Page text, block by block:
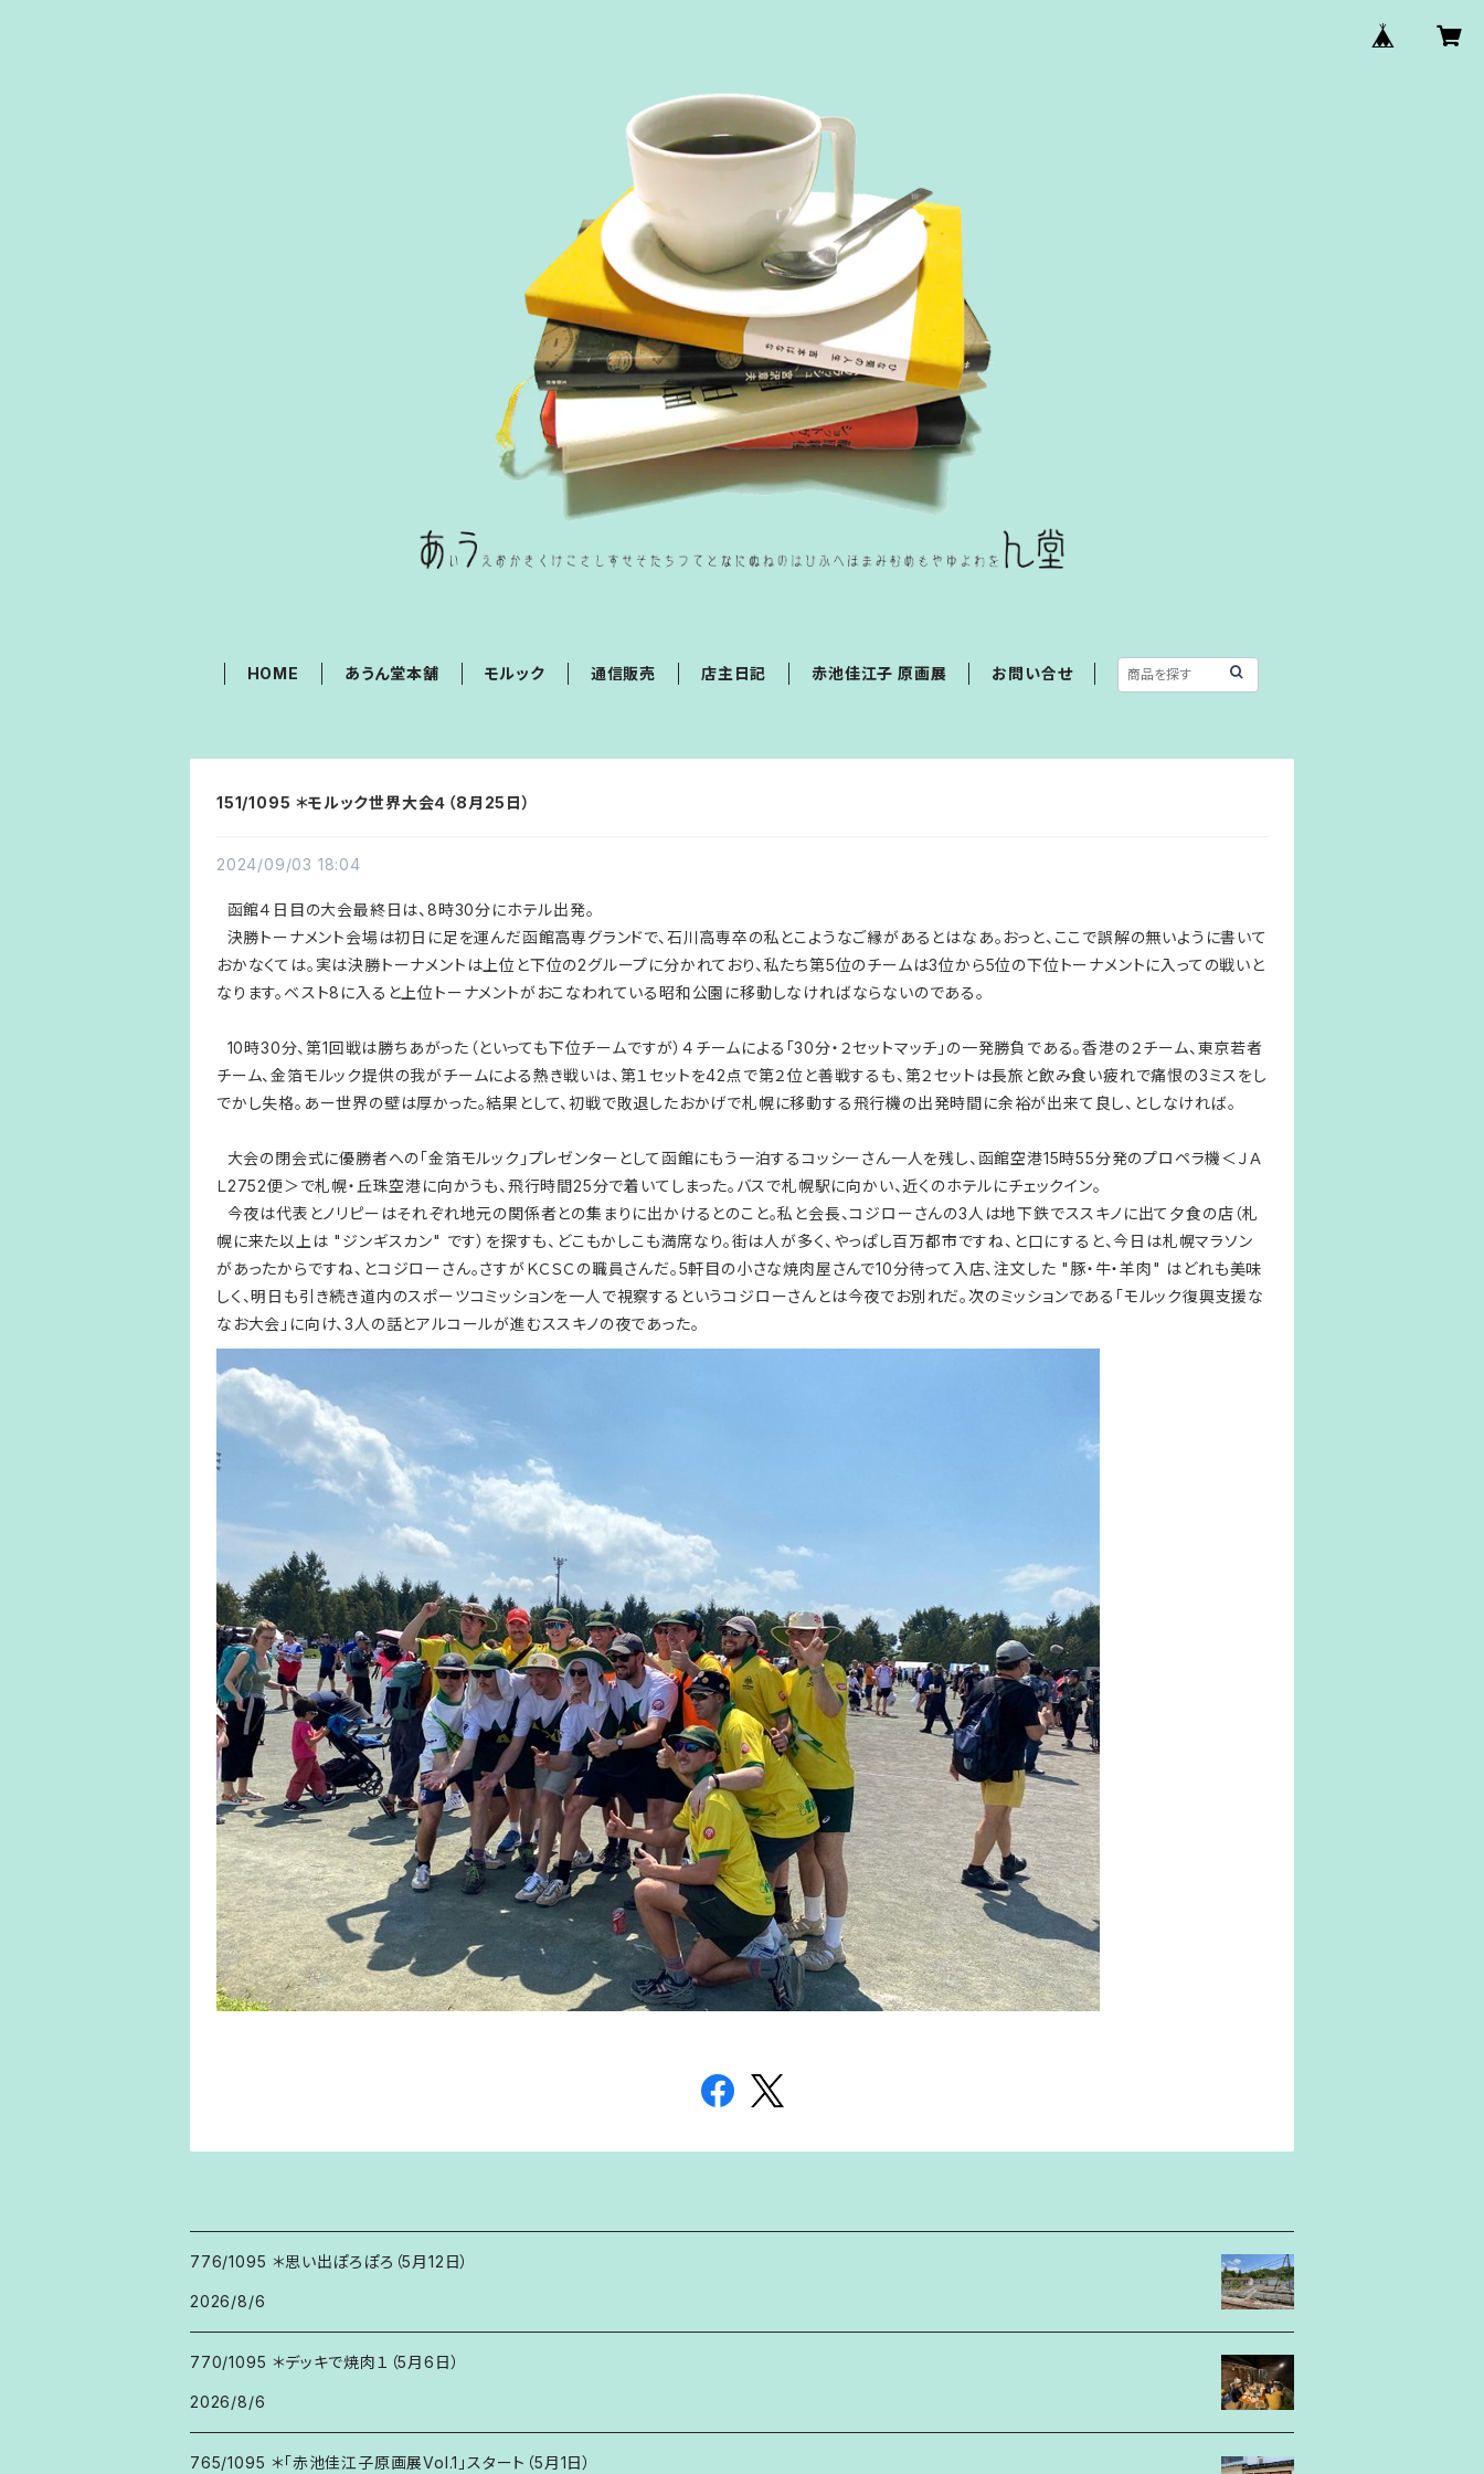
HOME あうん堂本舗 モルック 通信販売 店主日記 赤池佳江子 原画展 お問い合せ
151/1095 ＊モルック世界大会４（8月25日）
2024/09/03 18:04
函館４日目の大会最終日は、8時30分にホテル出発。
決勝トーナメント会場は初日に足を運んだ函館高専グランドで、石川高専卒の私とこようなご縁があるとはなあ。おっと、ここで誤解の無いように書いて
おかなくては。実は決勝トーナメントは上位と下位の2グループに分かれており、私たち第5位のチームは3位から5位の下位トーナメントに入っての戦いと
なります。ベスト8に入ると上位トーナメントがおこなわれている昭和公園に移動しなければならないのである。
10時30分、第1回戦は勝ちあがった（といっても下位チームですが）４チームによる「30分・２セットマッチ」の一発勝負である。香港の２チーム、東京若者
チーム、金箔モルック提供の我がチームによる熱き戦いは、第１セットを42点で第２位と善戦するも、第２セットは長旅と飲み食い疲れで痛恨の3ミスをし
でかし失格。あー世界の壁は厚かった。結果として、初戦で敗退したおかげで札幌に移動する飛行機の出発時間に余裕が出来て良し、としなければ。
大会の閉会式に優勝者への「金箔モルック」プレゼンターとして函館にもう一泊するコッシーさん一人を残し、函館空港15時55分発のプロペラ機＜ＪＡ
Ｌ2752便＞で札幌・丘珠空港に向かうも、飛行時間25分で着いてしまった。バスで札幌駅に向かい、近くのホテルにチェックイン。
今夜は代表とノリピーはそれぞれ地元の関係者との集まりに出かけるとのこと。私と会長、コジローさんの3人は地下鉄でススキノに出て夕食の店（札
幌に来た以上は "ジンギスカン" です）を探すも、どこもかしこも満席なり。街は人が多く、やっぱし百万都市ですね、と口にすると、今日は札幌マラソン
があったからですね、とコジローさん。さすがＫＣＳＣの職員さんだ。5軒目の小さな焼肉屋さんで10分待って入店、注文した "豚・牛・羊肉" はどれも美味
しく、明日も引き続き道内のスポーツコミッションを一人で視察するというコジローさんとは今夜でお別れだ。次のミッションである「モルック復興支援な
なお大会」に向け、3人の話とアルコールが進むススキノの夜であった。
776/1095 ＊思い出ぽろぽろ（5月12日）
2026/8/6
770/1095 ＊デッキで焼肉１（5月6日）
2026/8/6
765/1095 ＊「赤池佳江子原画展Vol.1」スタート（5月1日）